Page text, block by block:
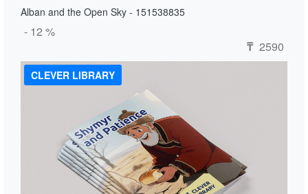
Alban and the Open Sky - 151538835
- 12 %
₸ 2590
CLEVER LIBRARY